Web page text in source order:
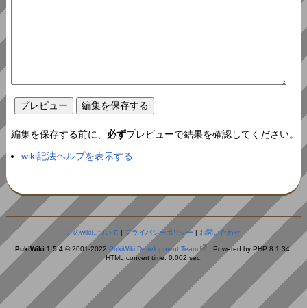
編集を保存する前に、 必ずプレビューで結果を確認してください。
wiki記法ヘルプを表示する
このwikiについて | プライバシーポリシー | お問い合わせ
PukiWiki 1.5.4 © 2001-2022 PukiWiki Development Team
. Powered by PHP 8.1.34.
HTML convert time: 0.002 sec.